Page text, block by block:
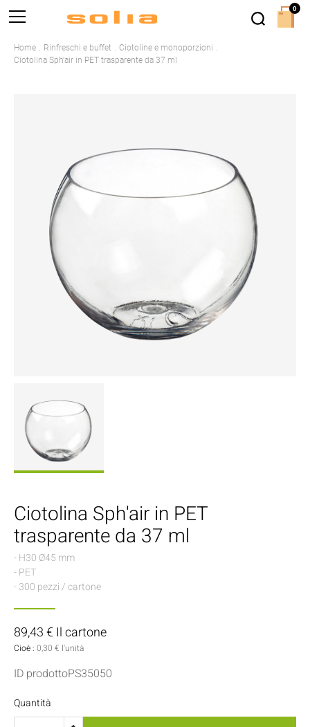
Home Rinfreschi e buffet
Ciotoline e monoporzioni
Ciotolina Sph'air in PET trasparente da 37 ml
Ciotolina Sph'air in PET
trasparente da 37 ml
- H30 Ø45 mm
- PET
- 300 pezzi / cartone
89,43 € Il cartone
Cioè : 0,30 € l'unità
ID prodottoPS35050
Quantità
0